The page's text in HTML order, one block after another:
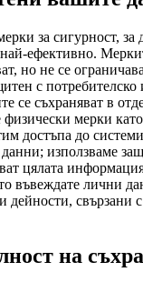
за сигурност, за
ефективно.
но не се
с
се съхраняват в
физически мерки
достъпа до
използваме
цялата
въвеждате лични
дейности, свързани
на